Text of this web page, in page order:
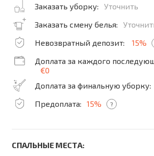
Заказать уборку:
Уточнить
Заказать смену белья:
Невозвратный депозит:
15%
Доплата за каждого
€0
Доплата за финальную уборку:
Предоплата:
15% ?
СПАЛЬНЫЕ МЕСТА: